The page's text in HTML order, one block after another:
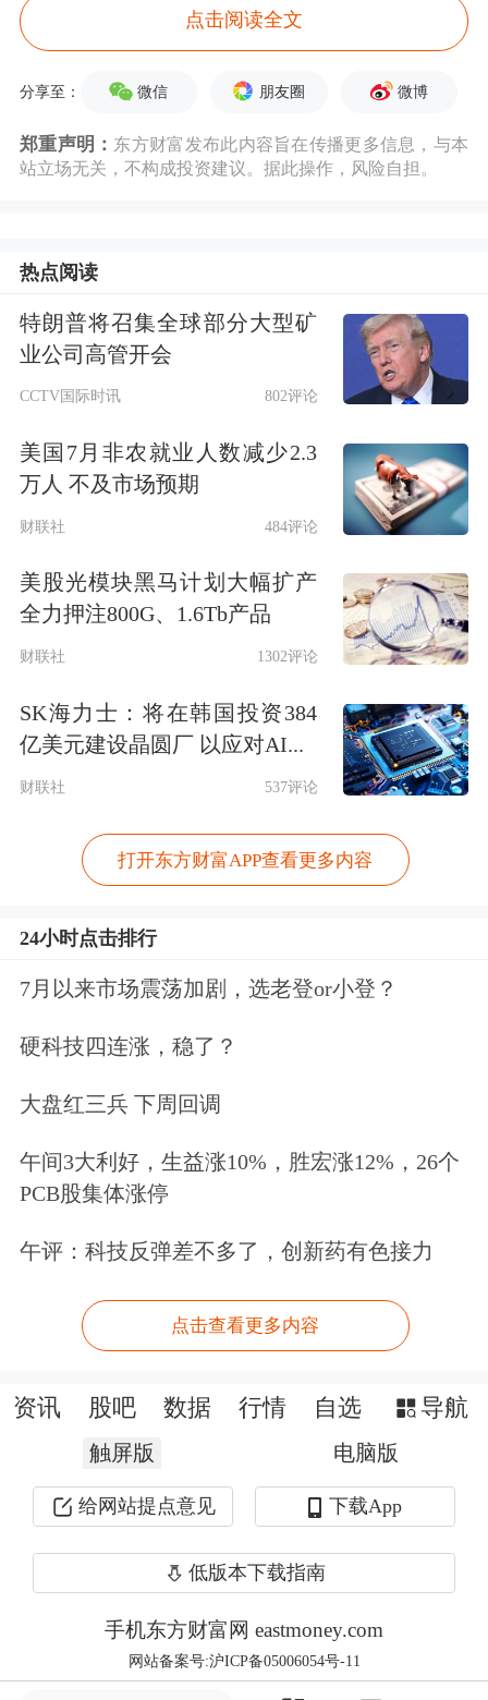
银金融
基础化工等行业净流出均超30
亿元。
首
1亿元，其中13股净流入均超3亿元。
3股主力资金净流入均超5亿元，铜缆高
速连接龙头股
沃尔核材主力资金净流入
价创新高，成交额80.42亿元，换手率
23.2%，盘后龙虎榜数据显示，深股通
专用席位买入4.13亿元并卖出4.85亿
元，有3家机构专用席位净卖出1.85亿
元。
近日，沃尔核材在投资者问答平台透
露，通过外购PEEK材料自主研发的
等客户验证，具备量产能力。PEEK材
将为公司带来新的业绩增长点。
固态电池 概念股亿纬锂能主力资金净流
入6.52亿元，净流入额创2022年7月7日
以来新高。
半导体个股长川科技“20cm”涨停，收盘
股价为80.27元/股，主力资金净流入
5.71亿元。9月22日晚间，长川科技发
布业绩预告称，预计2025年前三季度实
现盈利8.27亿元至8.77亿元，同比增长
现净利润4亿元至4.5亿元，同比增长
180.67%至215.75%。
昆仑万维等主力资金净流入居前。
点击阅读全文
分享至： 微信 朋友圈 微博
郑重声明： 东方财富发布此内容旨在传播更多信息，与本
站立场无关，不构成投资建议。据此操作，风险自担。
热点阅读
特朗普将召集全球部分大型矿
业公司高管开会
CCTV国际时讯 802评论
美国7月非农就业人数减少2.3
万人 不及市场预期
财联社 484评论
美股光模块黑马计划大幅扩产
全力押注800G、1.6Tb产品
财联社 1302评论
SK海力士：将在韩国投资384
亿美元建设晶圆厂 以应对AI...
财联社 537评论
打开东方财富APP查看更多内容
24小时点击排行
7月以来市场震荡加剧，选老登or小登？
硬科技四连涨，稳了？
大盘红三兵 下周回调
午间3大利好，生益涨10%，胜宏涨12%，26个
PCB股集体涨停
午评：科技反弹差不多了，创新药有色接力
点击查看更多内容
资讯 股吧 数据 行情 自选 导航
触屏版 电脑版
给网站提点意见 下载App
低版本下载指南
手机东方财富网 eastmoney.com
网站备案号:沪ICP备05006054号-11